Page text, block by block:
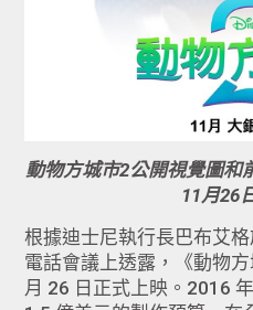
動物方城市2公開視覺圖和
11月26
根據迪士尼執行長巴布艾
電話會議上透露，《動物
月 26 日正式上映。2016